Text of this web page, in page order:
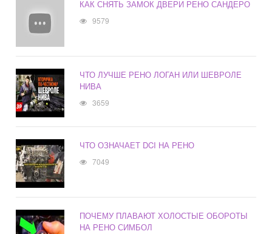
КАК СНЯТЬ ЗАМОК ДВЕРИ РЕНО САНДЕРО
9579
ЧТО ЛУЧШЕ РЕНО ЛОГАН ИЛИ ШЕВРОЛЕ
НИВА
3659
ЧТО ОЗНАЧАЕТ DCI НА РЕНО
7049
ПОЧЕМУ ПЛАВАЮТ ХОЛОСТЫЕ ОБОРОТЫ
НА РЕНО СИМБОЛ